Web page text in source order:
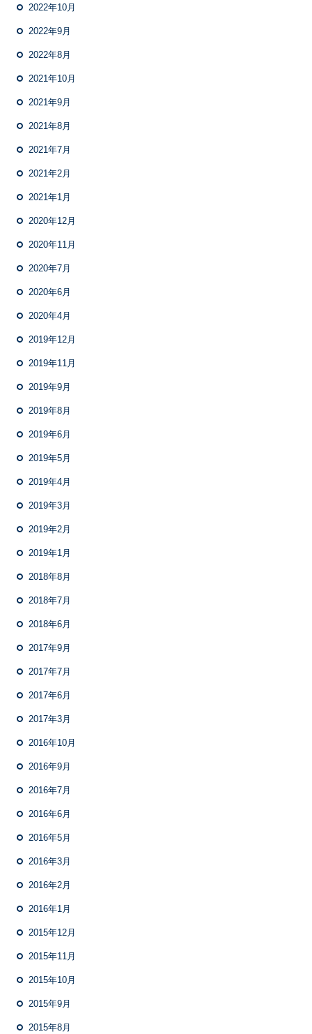
2022年10月
2022年9月
2022年8月
2021年10月
2021年9月
2021年8月
2021年7月
2021年2月
2021年1月
2020年12月
2020年11月
2020年7月
2020年6月
2020年4月
2019年12月
2019年11月
2019年9月
2019年8月
2019年6月
2019年5月
2019年4月
2019年3月
2019年2月
2019年1月
2018年8月
2018年7月
2018年6月
2017年9月
2017年7月
2017年6月
2017年3月
2016年10月
2016年9月
2016年7月
2016年6月
2016年5月
2016年3月
2016年2月
2016年1月
2015年12月
2015年11月
2015年10月
2015年9月
2015年8月